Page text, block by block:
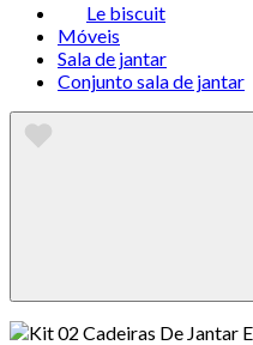
Le biscuit
Móveis
Sala de jantar
Conjunto sala de jantar